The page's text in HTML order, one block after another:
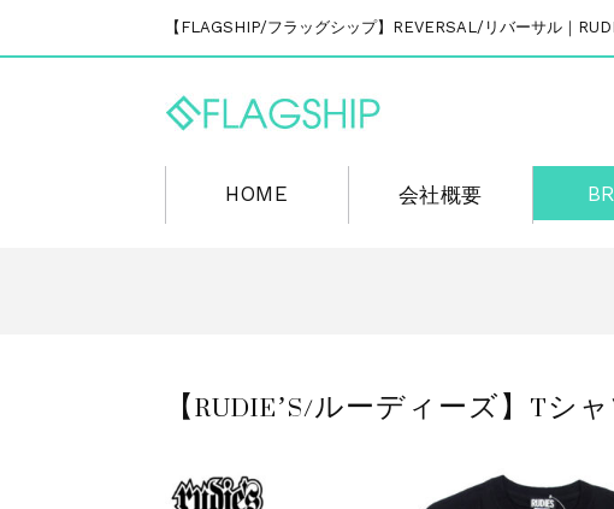
【FLAGSHIP/フラッグシップ】REVERSAL/リバーサル｜
HOME 会社概要
【RUDIE’S/ルーディーズ】Tシ